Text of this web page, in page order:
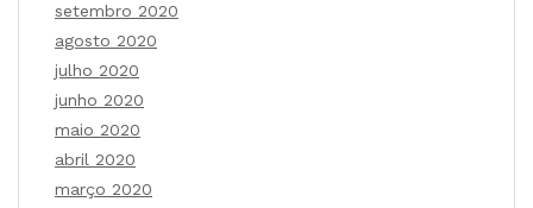
setembro 2020
agosto 2020
julho 2020
junho 2020
maio 2020
abril 2020
março 2020